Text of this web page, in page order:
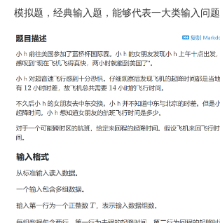
模拟题，经典输入题，能够代表一大类输入问题